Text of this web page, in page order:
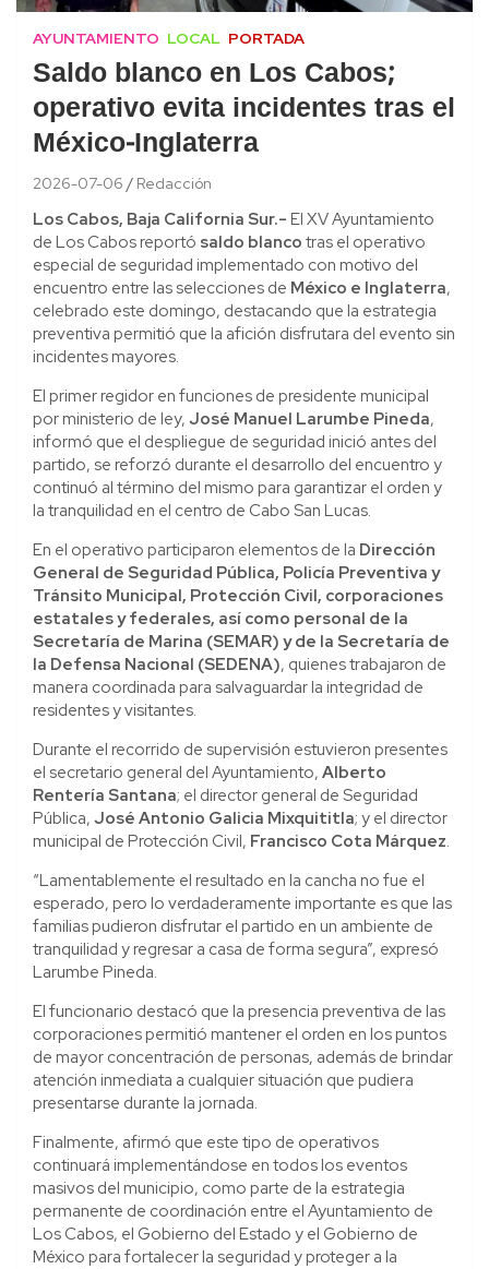
AYUNTAMIENTO LOCAL PORTADA
Saldo blanco en Los Cabos;
operativo evita incidentes tras el
México-Inglaterra
2026-07-06 Redacción
Los Cabos, Baja California Sur.- El XV Ayuntamiento
de Los Cabos reportó saldo blanco tras el operativo
especial de seguridad implementado con motivo del
encuentro entre las selecciones de México e Inglaterra,
celebrado este domingo, destacando que la estrategia
preventiva permitió que la afición disfrutara del evento sin
incidentes mayores.
El primer regidor en funciones de presidente municipal
por ministerio de ley, José Manuel Larumbe Pineda,
informó que el despliegue de seguridad inició antes del
partido, se reforzó durante el desarrollo del encuentro y
continuó al término del mismo para garantizar el orden y
la tranquilidad en el centro de Cabo San Lucas.
En el operativo participaron elementos de la Dirección
General de Seguridad Pública, Policía Preventiva y
Tránsito Municipal, Protección Civil, corporaciones
estatales y federales, así como personal de la
Secretaría de Marina (SEMAR) y de la Secretaría de
la Defensa Nacional (SEDENA), quienes trabajaron de
manera coordinada para salvaguardar la integridad de
residentes y visitantes.
Durante el recorrido de supervisión estuvieron presentes
el secretario general del Ayuntamiento, Alberto
Rentería Santana; el director general de Seguridad
Pública, José Antonio Galicia Mixquititla; y el director
municipal de Protección Civil, Francisco Cota Márquez.
“Lamentablemente el resultado en la cancha no fue el
esperado, pero lo verdaderamente importante es que las
familias pudieron disfrutar el partido en un ambiente de
tranquilidad y regresar a casa de forma segura”, expresó
Larumbe Pineda.
El funcionario destacó que la presencia preventiva de las
corporaciones permitió mantener el orden en los puntos
de mayor concentración de personas, además de brindar
atención inmediata a cualquier situación que pudiera
presentarse durante la jornada.
Finalmente, afirmó que este tipo de operativos
continuará implementándose en todos los eventos
masivos del municipio, como parte de la estrategia
permanente de coordinación entre el Ayuntamiento de
Los Cabos, el Gobierno del Estado y el Gobierno de
México para fortalecer la seguridad y proteger a la